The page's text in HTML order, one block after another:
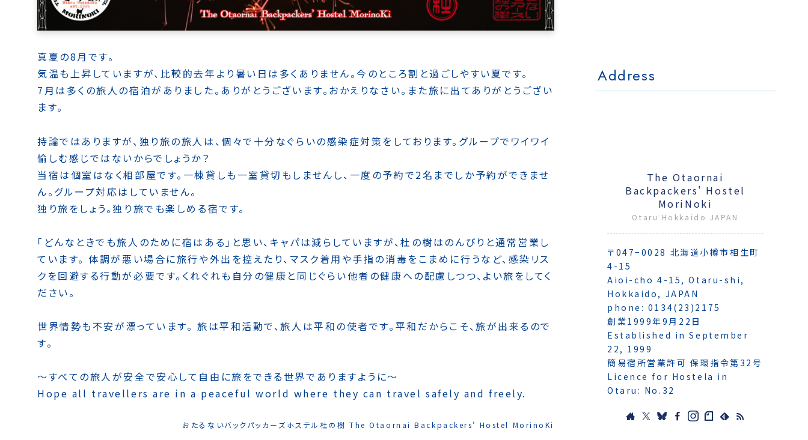
真夏の8月です。
気温も上昇していますが、比較的去年より暑い日は多くありません。今のところ割と過ごしやすい夏です。
7月は多くの旅人の宿泊がありました。ありがとうございます。おかえりなさい。また旅に出てありがとうござい
ます。
持論ではありますが、独り旅の旅人は、個々で十分なぐらいの感染症対策をしております。グループでワイワイ
愉しむ感じではないからでしょうか？
当宿は個室はなく相部屋です。一棟貸しも一室貸切もしませんし、一度の予約で2名までしか予約ができませ
ん。グループ対応はしていません。
独り旅をしょう。独り旅でも楽しめる宿です。
「どんなときでも旅人のために宿はある」と思い、キャパは減らしていますが、杜の樹はのんびりと通常営業し
ています。 体調が悪い場合に旅行や外出を控えたり、マスク着用や手指の消毒をこまめに行うなど、感染リス
クを回避する行動が必要です。くれぐれも自分の健康と同じぐらい他者の健康への配慮しつつ、よい旅をしてく
ださい。
世界情勢も不安が漂っています。 旅は平和活動で、旅人は平和の使者です。平和だからこそ、旅が出来るので
す。
〜すべての旅人が安全で安心して自由に旅をできる世界でありますように〜
Hope all travellers are in a peaceful world where they can travel safely and freely.
おたるないバックパッカーズホステル杜の樹 The Otaornai Backpackers’ Hostel MorinoKi
Address
The Otaornai
Backpackers' Hostel
MoriNoki
Otaru Hokkaido JAPAN
〒047−0028 北海道小樽市相生町
4-15
Aioi-cho 4-15, Otaru-shi,
Hokkaido, JAPAN
phone: 0134(23)2175
創業1999年9月22日
Established in September
22, 1999
簡易宿所営業許可 保環指令第32号
Licence for Hostela in
Otaru: No.32